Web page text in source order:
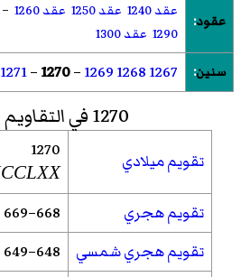
عقود:
عقد 1240 عقد 1250 عقد 1260 –
1290 عقد 1300
سنين:
1267
1268
1269
–
1270
–
1271
1270 في التقاويم الأخرى
تقويم ميلادي 1270
تقويم هجري
668–669
تقويم هجري شمسي
648–649